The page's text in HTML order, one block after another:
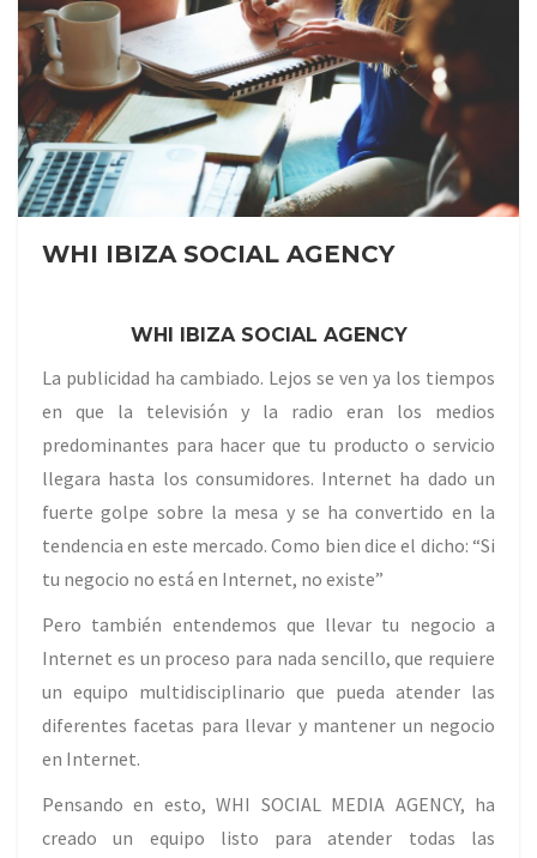
WHI IBIZA SOCIAL AGENCY
WHI IBIZA SOCIAL AGENCY
La publicidad ha cambiado. Lejos se ven ya los tiempos
en que la televisión y la radio eran los medios
predominantes para hacer que tu producto o servicio
llegara hasta los consumidores. Internet ha dado un
fuerte golpe sobre la mesa y se ha convertido en la
tendencia en este mercado. Como bien dice el dicho: “Si
tu negocio no está en Internet, no existe”
Pero también entendemos que llevar tu negocio a
Internet es un proceso para nada sencillo, que requiere
un equipo multidisciplinario que pueda atender las
diferentes facetas para llevar y mantener un negocio
en Internet.
Pensando en esto, WHI SOCIAL MEDIA AGENCY, ha
creado un equipo listo para atender todas las